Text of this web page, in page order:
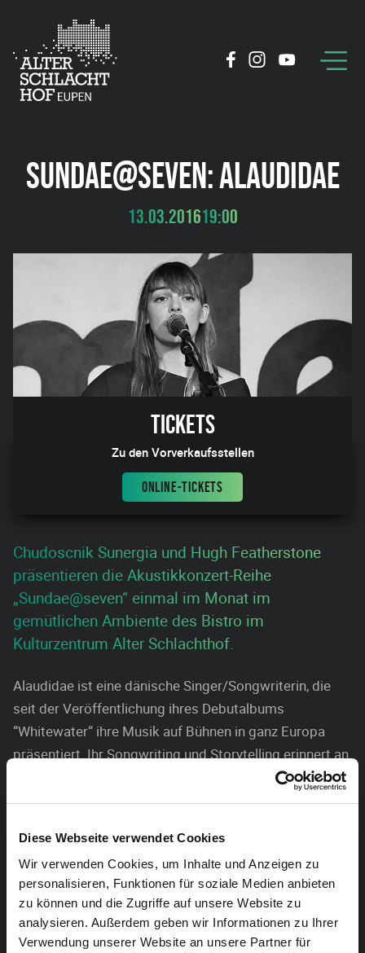
Diese Webseite verwendet Cookies
Wir verwenden Cookies, um Inhalte und Anzeigen zu
personalisieren, Funktionen für soziale Medien anbieten
zu können und die Zugriffe auf unsere Website zu
analysieren. Außerdem geben wir Informationen zu Ihrer
Verwendung unserer Website an unsere Partner für
SUNDAE@SEVEN: ALAUDIDAE
13.03.201619:00
Tickets
Zu den Vorverkaufsstellen
ONLINE-TICKETS
Chudoscnik Sunergia und Hugh Featherstone
präsentieren die Akustikkonzert-Reihe
„Sundae@seven“ einmal im Monat im
gemütlichen Ambiente des Bistro im
Kulturzentrum Alter Schlachthof.
Alaudidae ist eine dänische Singer/Songwriterin, die
seit der Veröffentlichung ihres Debutalbums
“Whitewater“ ihre Musik auf Bühnen in ganz Europa
präsentiert. Ihr Songwriting und Storytelling erinnert an
ausdruckstarke und emotionsreiche Stimme mit
akustischem und elektrischem Gitarrenspiel.
Die zum Teil in Paris komponierten Songs wurden in
kopfsteingepflasterten Hinterhöfen und Straßencafés
getestet und von Weltbürgern im Transit für gut